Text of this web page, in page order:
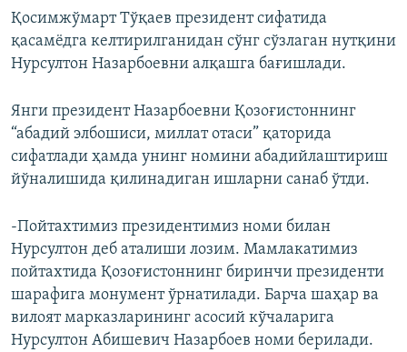
Қосимжўмарт Тўқаев президент сифатида
қасамёдга келтирилганидан сўнг сўзлаган нутқини
Нурсултон Назарбоевни алқашга бағишлади.
Янги президент Назарбоевни Қозоғистоннинг
“абадий элбошиси, миллат отаси” қаторида
сифатлади ҳамда унинг номини абадийлаштириш
йўналишида қилинадиган ишларни санаб ўтди.
-Пойтахтимиз президентимиз номи билан
Нурсултон деб аталиши лозим. Мамлакатимиз
пойтахтида Қозоғистоннинг биринчи президенти
шарафига монумент ўрнатилади. Барча шаҳар ва
вилоят марказларининг асосий кўчаларига
Нурсултон Абишевич Назарбоев номи берилади.